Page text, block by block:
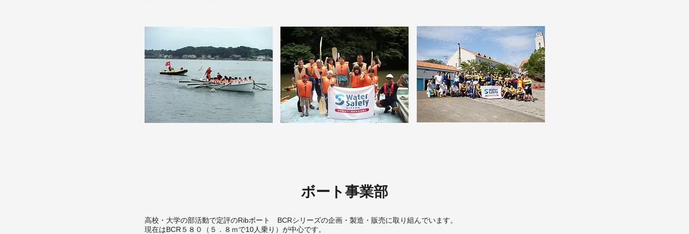
ボート事業部
高校・大学の部活動で定評のRibボート BCRシリーズの企画・製造・販売に取り組んでいます。
現在はBCR５８０（５．８ｍで10人乗り）が中心です。